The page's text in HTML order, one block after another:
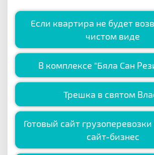
Если квартира не будет
чистом виде
В комплексе "Бяла Сан
Трешка в святом
Готовый сайт
сайт-бизнес